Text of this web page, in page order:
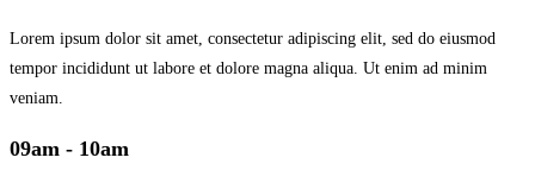
Lorem ipsum dolor sit amet, consectetur adipiscing elit, sed do eiusmod
tempor incididunt ut labore et dolore magna aliqua. Ut enim ad minim
veniam.
09am - 10am